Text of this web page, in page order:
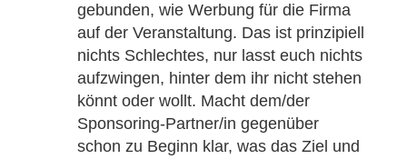
gebunden, wie Werbung für die Firma
auf der Veranstaltung. Das ist prinzipiell
nichts Schlechtes, nur lasst euch nichts
aufzwingen, hinter dem ihr nicht stehen
könnt oder wollt. Macht dem/der
Sponsoring-Partner/in gegenüber
schon zu Beginn klar, was das Ziel und